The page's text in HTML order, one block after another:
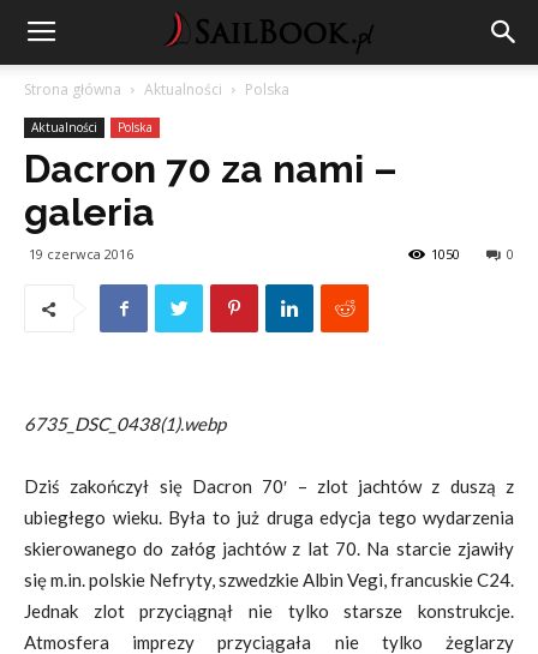
Strona główna Aktualności Polska
Aktualności Polska
Dacron 70 za nami –
galeria
19 czerwca 2016 0
1050
6735_DSC_0438(1).webp
Dziś zakończył się Dacron 70′ – zlot jachtów z duszą z
ubiegłego wieku. Była to już druga edycja tego wydarzenia
skierowanego do załóg jachtów z lat 70. Na starcie zjawiły
się m.in. polskie Nefryty, szwedzkie Albin Vegi, francuskie C24.
Jednak zlot przyciągnął nie tylko starsze konstrukcje.
Atmosfera imprezy przyciągała nie tylko żeglarzy